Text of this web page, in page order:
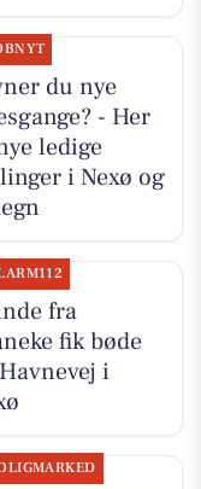
du nye
- Her
ledige
i Nexø og
fra
fik bøde
i